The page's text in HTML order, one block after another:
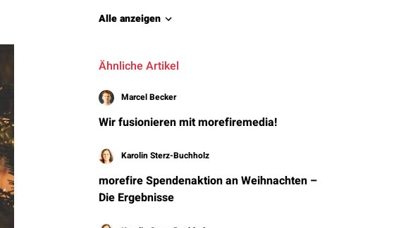
Alle anzeigen
Ähnliche Artikel
Marcel Becker
Wir fusionieren mit morefiremedia!
Karolin Sterz-Buchholz
morefire Spendenaktion an Weihnachten –
Die Ergebnisse